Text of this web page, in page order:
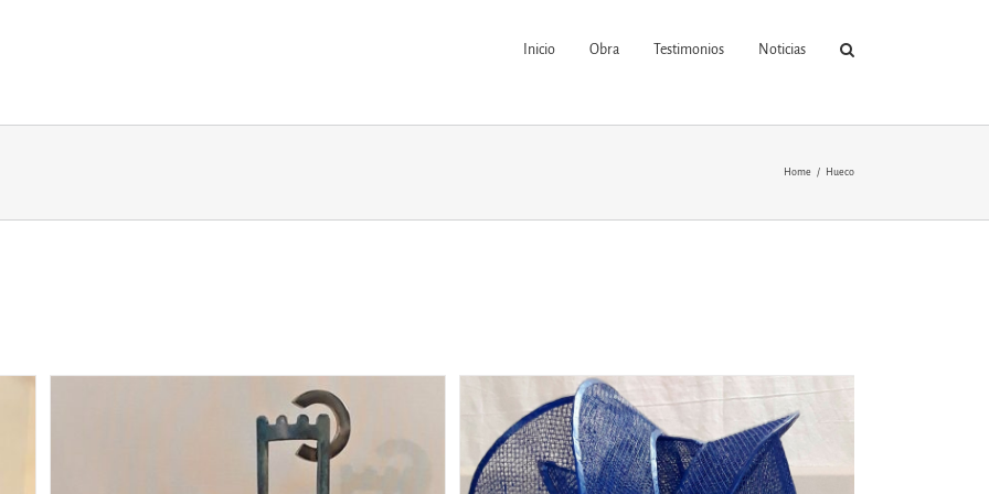
Inicio Obra Testimonios Noticias
Home Hueco